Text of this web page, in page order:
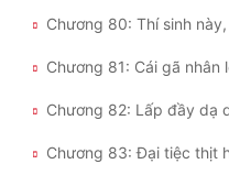
Chương 80: Thí sinh
Chương 82: Lấp đầy dạ
Chương 83: Đại tiệc thịt